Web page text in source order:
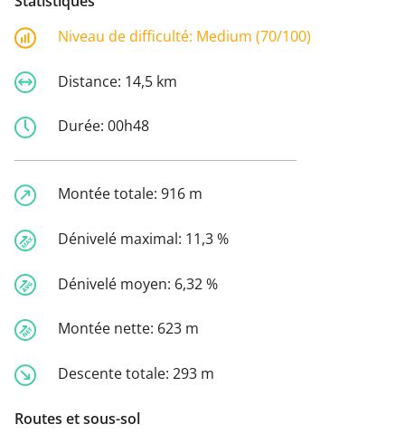
Niveau de difficulté: Medium (70/100)
Distance: 14,5 km
Durée: 00h48
Montée totale: 916 m
Dénivelé maximal: 11,3 %
Dénivelé moyen: 6,32 %
Montée nette: 623 m
Descente totale: 293 m
Routes et sous-sol